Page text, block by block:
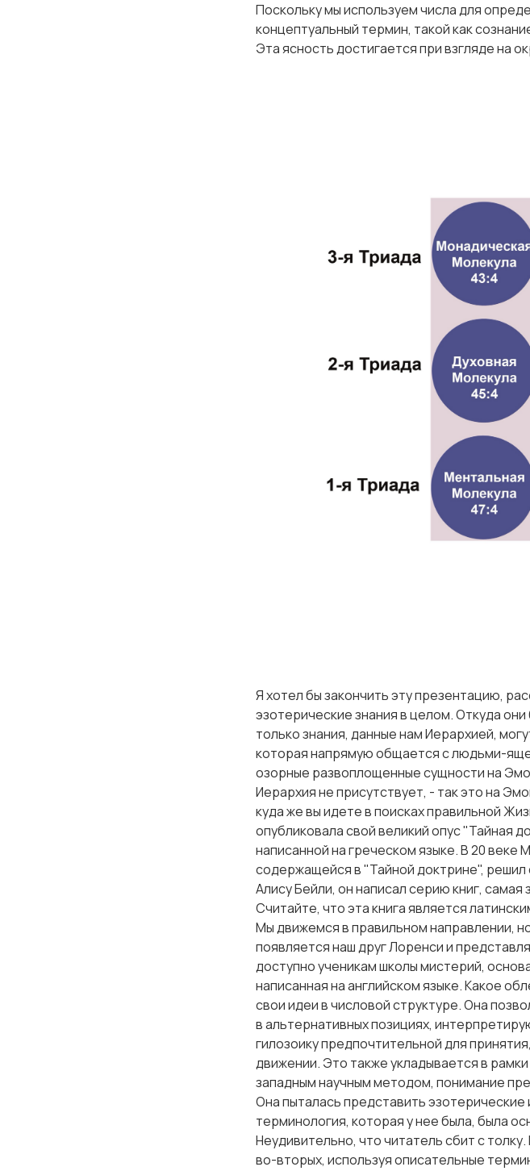
Поскольку мы используем числа для
концептуальный термин, такой как
Эта ясность достигается при взгляде на
Я хотел бы закончить эту презентацию,
эзотерические знания в целом. Откуда
только знания, данные нам Иерархией,
которая напрямую общается с людьми-
озорные развоплощенные сущности на
Иерархия не присутствует, - так это на
куда же вы идете в поисках правильной
опубликовала свой великий опус "Тайная
написанной на греческом языке. В 20
содержащейся в "Тайной доктрине",
Алису Бейли, он написал серию книг,
Считайте, что эта книга является
Мы движемся в правильном направлении,
появляется наш друг Лоренси и
доступно ученикам школы мистерий,
написанная на английском языке. Какое
свои идеи в числовой структуре. Она
в альтернативных позициях,
гилозоику предпочтительной для
движении. Это также укладывается в
западным научным методом, понимание
Она пыталась представить
терминология, которая у нее была, была
Неудивительно, что читатель сбит с
во-вторых, используя описательные